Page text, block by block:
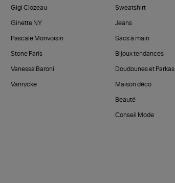
Gigi Clozeau
Ginette NY
Pascale Monvoisin
Stone Paris
Vanessa Baroni
Vanrycke
Sweatshirt
Jeans
Sacs à main
Bijoux tendances
Doudounes et Parkas
Maison déco
Beauté
Conseil Mode